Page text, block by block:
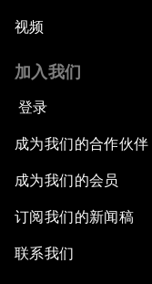
视频
加入我们
登录
成为我们的合作伙伴
成为我们的会员
订阅我们的新闻稿
联系我们